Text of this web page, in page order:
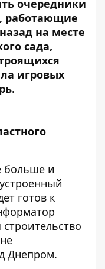
очередники
работающие
на месте
сада,
игровых
больше и
готов к
Днепром.